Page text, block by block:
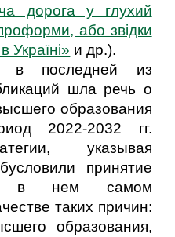
дорога у глухий
або звідки
Україні» и др.).
последней из
шла речь о
образования
2022-2032 гг.
указывая
принятие
в нем самом
таких причин:
образования,